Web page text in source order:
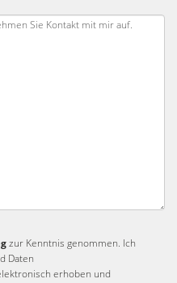
zur Kenntnis genommen. Ich
Daten
erhoben und